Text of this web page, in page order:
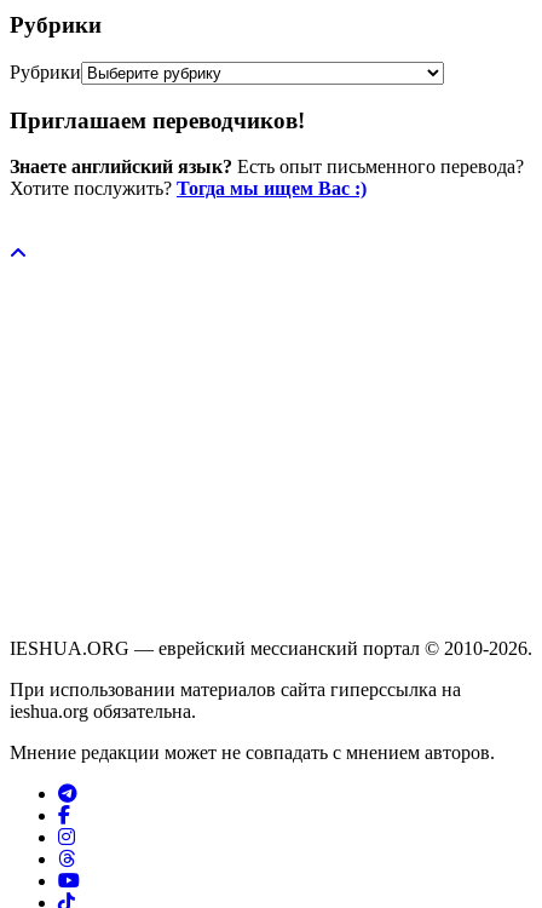
Рубрики
Рубрики
Приглашаем переводчиков!
Знаете английский язык? Есть опыт письменного перевода?
Хотите послужить? Тогда мы ищем Вас :)
IESHUA.ORG — еврейский мессианский портал © 2010-2026.
При использовании материалов сайта гиперссылка на
ieshua.org обязательна.
Мнение редакции может не совпадать с мнением авторов.